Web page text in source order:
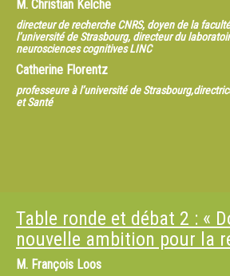
M. Christian Kelche
directeur de recherche CNRS, doyen de la
l’université de Strasbourg, directeur du
neurosciences cognitives LINC
Catherine Florentz
professeure à l’université de
et Santé
Table ronde et débat 2 : «
nouvelle ambition pour la
M. François Loos